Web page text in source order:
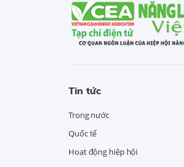
Tin tức
Trong nước
Quốc tế
Hoạt động hiệp hội